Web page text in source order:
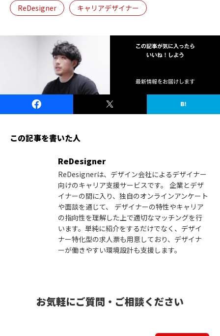
ReDesigner キャリアデザイナー
この記事が気に入ったら
いいね！しよう
最新情報をお届けします
この記事を書いた人
ReDesigner
ReDesignerは、デザイン会社によるデザイナー
向けのキャリア支援サービスです。 企業とデザ
イナーの間に入り、独自のオンラインアンケート
や面談を通じて、 デザイナーの特性やキャリア
の指向性を理解した上で適切なマッチングを行
います。単純に紹介をするだけでなく、デザイ
ナー特化型の求人票も用意しており、デザイナ
ーが働きやすい環境設計も支援します。
お気軽にご質問・ご相談ください